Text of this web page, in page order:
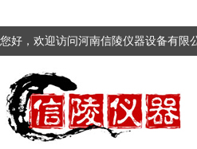
您好，欢迎访问河南信陵仪器设备有限